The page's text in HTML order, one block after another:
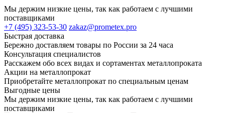
Мы держим низкие цены, так как работаем с лучшими
поставщиками
+7 (495) 323-53-30 zakaz@prometex.pro
Быстрая доставка
Бережно доставляем товары по России за 24 часа
Консультация специалистов
Расскажем обо всех видах и сортаментах металлопроката
Акции на металлопрокат
Приобретайте металлопрокат по специальным ценам
Выгодные цены
Мы держим низкие цены, так как работаем с лучшими
поставщиками